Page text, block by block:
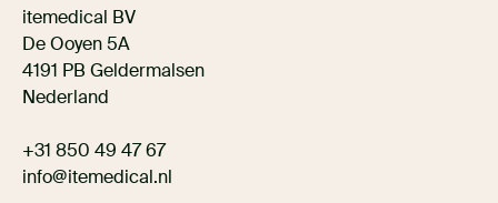
itemedical BV
De Ooyen 5A
4191 PB Geldermalsen
Nederland
+31 850 49 47 67
info@itemedical.nl